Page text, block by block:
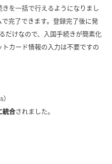
を一括で行えるようになりまし
完了できます。登録完了後に発
だけなので、入国手続きが簡素化
トカード情報の入力は不要ですの
統合されました。